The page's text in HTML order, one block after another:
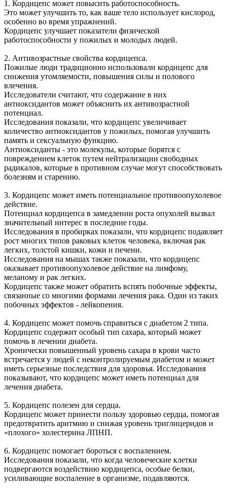
1. Кордицепс может повысить работоспособность.
Это может улучшить то, как ваше тело использует кислород,
особенно во время упражнений.
Кордицепс улучшает показатели физической
работоспособности у пожилых и молодых людей.
2. Антивозрастные свойства кордицепса.
Пожилые люди традиционно использовали кордицепс для
снижения утомляемости, повышения силы и полового
влечения.
Исследователи считают, что содержание в них
антиоксидантов может объяснить их антивозрастной
потенциал.
Исследования показали, что кордицепс увеличивает
количество антиоксидантов у пожилых, помогая улучшить
память и сексуальную функцию.
Антиоксиданты - это молекулы, которые борятся с
повреждением клеток путем нейтрализации свободных
радикалов, которые в противном случае могут способствовать
болезням и старению.
3. Кордицепс может иметь потенциальное противоопухолевое
действие.
Потенциал кордицепса в замедлении роста опухолей вызвал
значительный интерес в последние годы.
Исследования в пробирках показали, что кордицепс подавляет
рост многих типов раковых клеток человека, включая рак
легких, толстой кишки, кожи и печени.
Исследования на мышах также показали, что кордицепс
оказывает противоопухолевое действие на лимфому,
меланому и рак легких.
Кордицепс также может обратить вспять побочные эффекты,
связанные со многими формами лечения рака. Один из таких
побочных эффектов - лейкопения.
4. Кордицепс может помочь справиться с диабетом 2 типа.
Кордицепс содержит особый тип сахара, который может
помочь в лечении диабета.
Хронически повышенный уровень сахара в крови часто
встречается у людей с неконтролируемым диабетом и может
иметь серьезные последствия для здоровья. Исследования
показывают, что кордицепс может иметь потенциал для
лечения диабета.
5. Кордицепс полезен для сердца.
Кордицепс может принести пользу здоровью сердца, помогая
предотвратить аритмию и снижая уровень триглицеридов и
«плохого» холестерина ЛПНП.
6. Кордицепс помогает бороться с воспалением.
Исследования показали, что когда человеческие клетки
подвергаются воздействию кордицепса, особые белки,
усиливающие воспаление в организме, подавляются.